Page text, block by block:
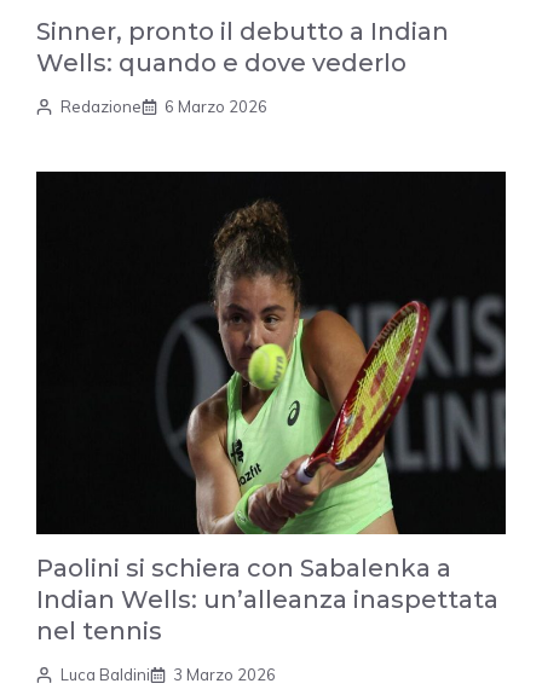
Sinner, pronto il debutto a Indian
Wells: quando e dove vederlo
Redazione 6 Marzo 2026
Paolini si schiera con Sabalenka a
Indian Wells: un’alleanza inaspettata
nel tennis
Luca Baldini 3 Marzo 2026